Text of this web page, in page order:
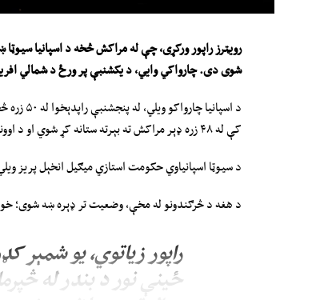
رویټرز راپور ورکړی، چېلهمراکش څخه داسپانیاسیوټا
شوی دی. چارواکي وایي، د یکشنبې پرورځ د شمالي
کې له ۴۸ زره ډېر مراکش ته بېرته ستانه کړ شوي او د اوونۍ په پای کې هم د ستنولو لړۍ روانه وه.
د سیوټا اسپانیاوي حکومت استازي میګیل انخېل پریز ویلي، د ۷۲ مړو ترڅنګ له زر څخه ډېرو کسانو ته روغتیايي خدمتونه
د هغه د څرګندونو له مخې، وضعیت تر ډېره ښه شوی؛ خو
راپور زیاتوي، یو
ځینې نور د بندر له